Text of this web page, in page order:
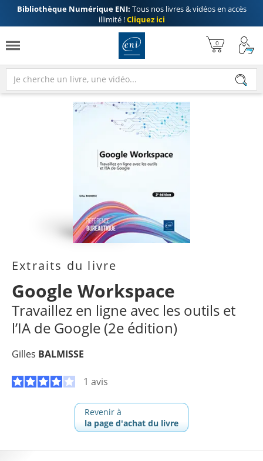
Bibliothèque Numérique ENI: Tous nos livres & vidéos en accès
illimité !Cliquez ici
Extraits du livre
Google Workspace
Travaillez en ligne avec les outils et
l’IA de Google (2e édition)
Gilles BALMISSE
1 avis
Revenir à
la page d'achat du livre